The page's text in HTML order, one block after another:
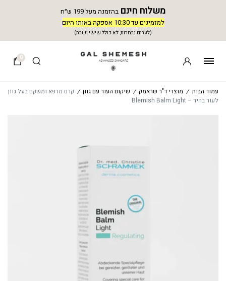
משלוח חינם בהזמנה מעל 199 ש״ח
למזמינים עד 10:30 אספקה באותו היום
(לערים נבחרות, לא כולל שישי ושבת)
0
עמוד הבית / מוצרי ד"ר שראמק / שיקום העור עם גוון / קרם מרפא ומשקם בעל גוון
לעור בהיר – Blemish Balm Light